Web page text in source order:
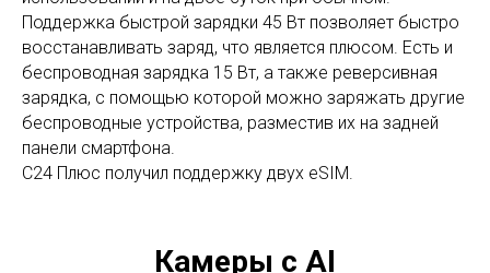
Поддержка быстрой зарядки 45 Вт позволяет быстро
восстанавливать заряд, что является плюсом. Есть и
беспроводная зарядка 15 Вт, а также реверсивная
зарядка, с помощью которой можно заряжать другие
беспроводные устройства, разместив их на задней
панели смартфона.
С24 Плюс получил поддержку двух eSIM.
Камеры с AI